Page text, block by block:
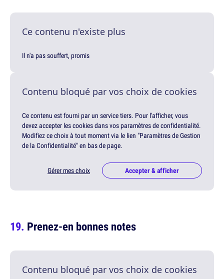
Ce contenu n'existe plus
Il n'a pas souffert, promis
Contenu bloqué par vos choix de cookies
Ce contenu est fourni par un service tiers. Pour l'afficher, vous
devez accepter les cookies dans vos paramètres de confidentialité.
Modifiez ce choix à tout moment via le lien "Paramètres de Gestion
de la Confidentialité" en bas de page.
Gérer mes choix Accepter & afficher
Prenez-en bonnes notes
Contenu bloqué par vos choix de cookies